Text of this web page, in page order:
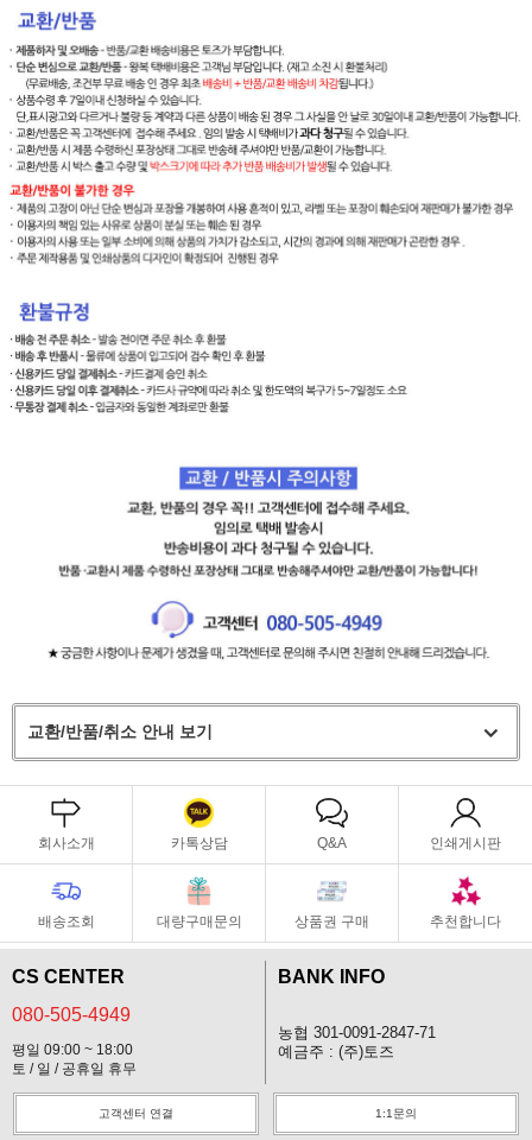
교환/반품/취소 안내 보기
회사소개 카톡상담 Q&A 인쇄게시판
배송조회 대량구매문의 상품권 구매 추천합니다
CS CENTER
080-505-4949
평일 09:00 ~ 18:00
토 / 일 / 공휴일 휴무
BANK INFO
농협 301-0091-2847-71
예금주 : (주)토즈
고객센터 연결 1:1문의